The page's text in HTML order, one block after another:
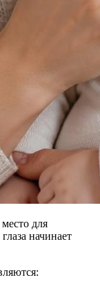
для
начинает